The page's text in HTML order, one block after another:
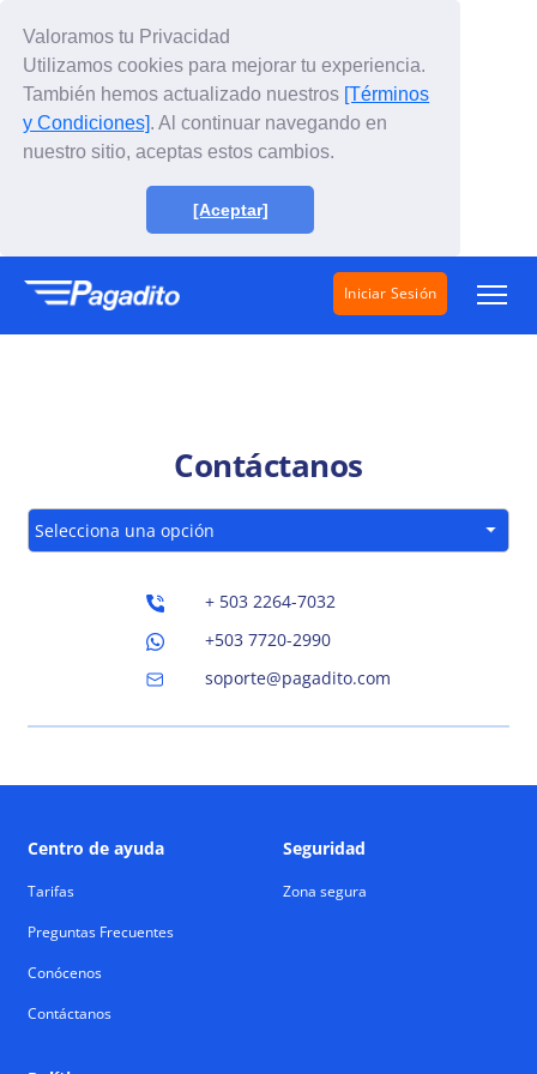
Valoramos tu Privacidad
Utilizamos cookies para mejorar tu experiencia.
También hemos actualizado nuestros [Términos
y Condiciones]. Al continuar navegando en
nuestro sitio, aceptas estos cambios.
[Aceptar]
Iniciar Sesión
Conócenos
Developers
Contáctanos
+ 503 2264-7032
+503 7720-2990
soporte@pagadito.com
Centro de ayuda
Tarifas
Preguntas Frecuentes
Conócenos
Contáctanos
Seguridad
Zona segura